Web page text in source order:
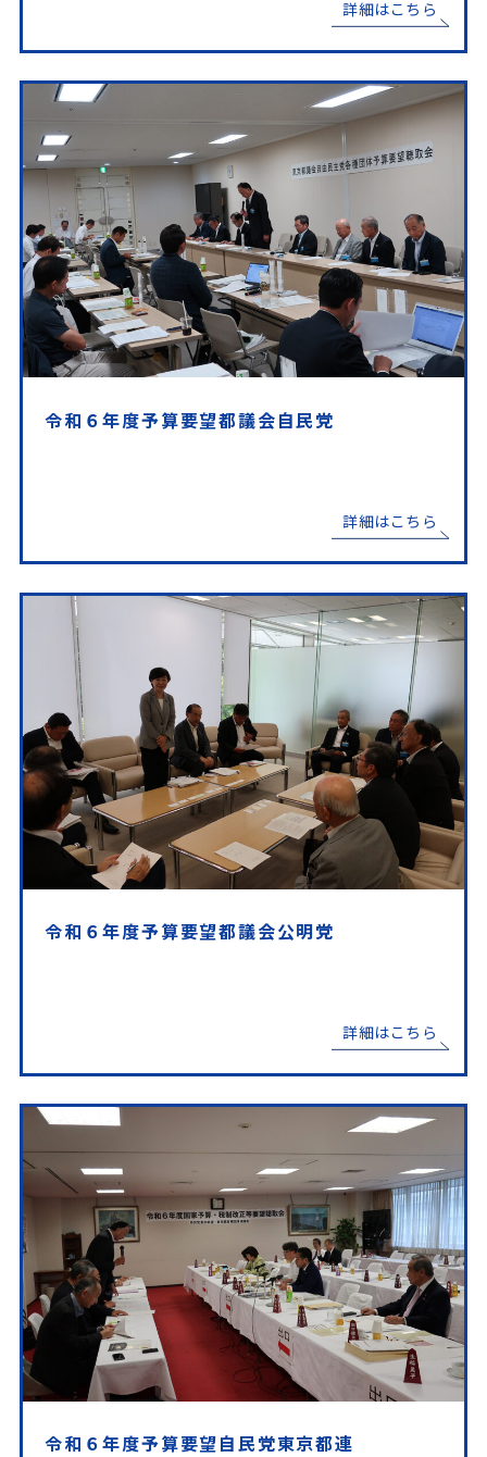
詳細はこちら
令和６年度予算要望都議会自民党
詳細はこちら
令和６年度予算要望都議会公明党
詳細はこちら
令和６年度予算要望自民党東京都連